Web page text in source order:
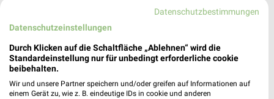
weekli - Prospekte & Angebote App
Alle PENNY Angebote immer griffbereit – mit der kostenlosen
Datenschutzbestimmungen
Datenschutzeinstellungen
Durch Klicken auf die Schaltfläche „Ablehnen“ wird die
Standardeinstellung nur für unbedingt erforderliche cookie
beibehalten.
Wir und unsere Partner speichern und/oder greifen auf Informationen auf
einem Gerät zu, wie z. B. eindeutige IDs in cookie und anderen